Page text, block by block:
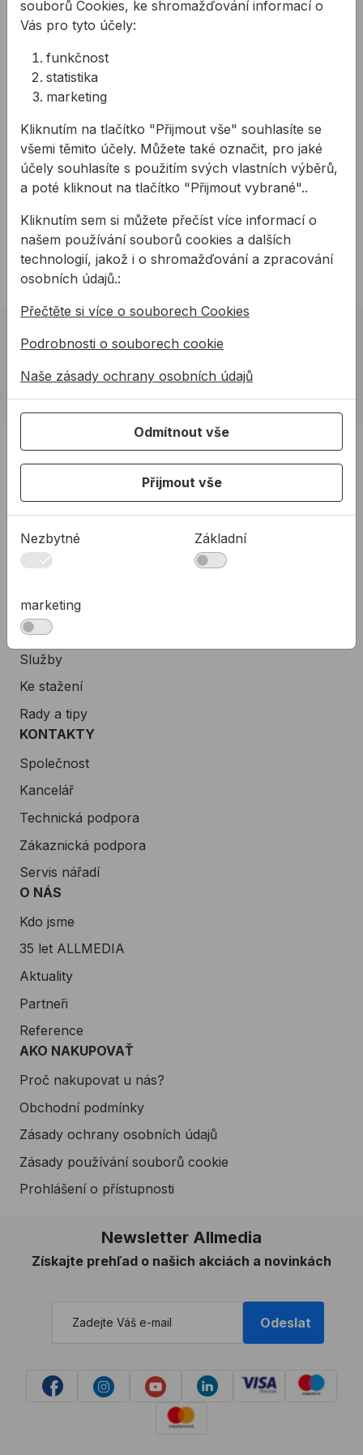
Systém na jedno zacvaknutí, nepotřebujete žádné
Vyztužená stopka s delší životností
Navržena pro rychlé a snadné odstranění zátky
na vrtání do multi materiálu
Technické parametry:
Průměr mm: 7,15
Celková délka mm: 105
Pracovní délka mm: 60
02 623 10 920
PRODUKTY
Podpora
O nás
Akce a výprodej
PODPORA
Služby
Ke stažení
Rady a tipy
KONTAKTY
Společnost
Kancelář
Technická podpora
Zákaznická podpora
Servis nářadí
O NÁS
Kdo jsme
35 let ALLMEDIA
Aktuality
Partneři
Reference
AKO NAKUPOVAŤ
Proč nakupovat u nás?
Obchodní podmínky
Zásady ochrany osobních údajů
Zásady používání souborů cookie
Prohlášení o přístupnosti
Newsletter Allmedia
Získajte prehľad o našich akciách a novinkách
Odeslat
souborů Cookies, ke shromažďování informací o
Vás pro tyto účely:
funkčnost
statistika
marketing
Kliknutím na tlačítko "Přijmout vše" souhlasíte se
všemi těmito účely. Můžete také označit, pro jaké
účely souhlasíte s použitím svých vlastních výběrů,
a poté kliknout na tlačítko "Přijmout vybrané"..
Kliknutím sem si můžete přečíst více informací o
našem používání souborů cookies a dalších
technologií, jakož i o shromažďování a zpracování
osobních údajů.:
Přečtěte si více o souborech Cookies
Podrobnosti o souborech cookie
Naše zásady ochrany osobních údajů
Odmítnout vše
Přijmout vše
Nezbytné Základní
marketing